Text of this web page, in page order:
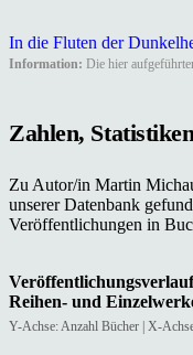
In die Fluten der
Information: Die hier
Zahlen,
Zu Autor/in Martin
unserer Datenbank
Veröffentlichungen in
Reihen- und
Y-Achse: Anzahl Bücher | X-